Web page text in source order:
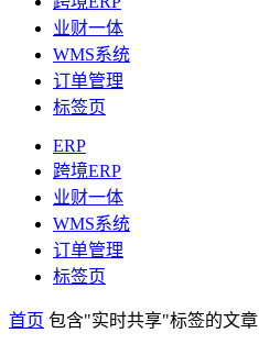
业财一体
WMS系统
订单管理
标签页
ERP
跨境ERP
业财一体
WMS系统
订单管理
标签页
首页 包含"实时共享"标签的文章